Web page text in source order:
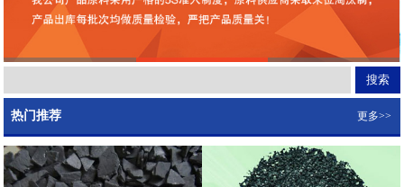
热门推荐 更多>>